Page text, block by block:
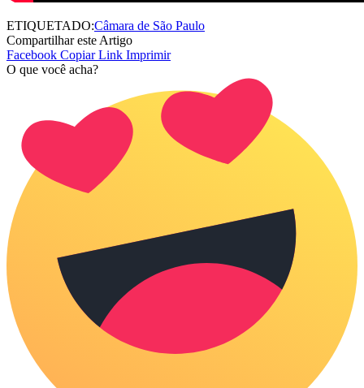
ETIQUETADO:Câmara de São Paulo
Compartilhar este Artigo
Facebook Copiar Link Imprimir
O que você acha?